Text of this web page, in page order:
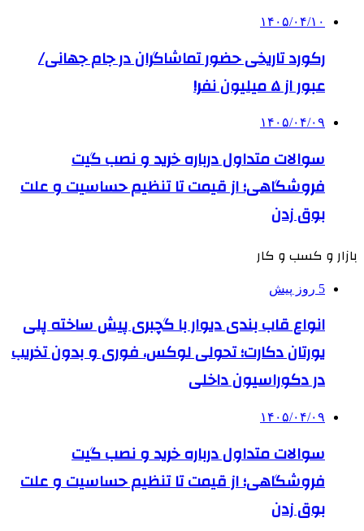
۱۴۰۵/۰۴/۱۰
رکورد تاریخی حضور تماشاگران در جام جهانی/
عبور از ۵ میلیون نفر!
۱۴۰۵/۰۴/۰۹
سوالات متداول درباره خرید و نصب گیت
فروشگاهی؛ از قیمت تا تنظیم حساسیت و علت
بوق زدن
بازار و کسب و کار
5 روز پیش
انواع قاب بندی دیوار با گچبری پیش ساخته پلی
یورتان دکارت؛ تحولی لوکس، فوری و بدون تخریب
در دکوراسیون داخلی
۱۴۰۵/۰۴/۰۹
سوالات متداول درباره خرید و نصب گیت
فروشگاهی؛ از قیمت تا تنظیم حساسیت و علت
بوق زدن